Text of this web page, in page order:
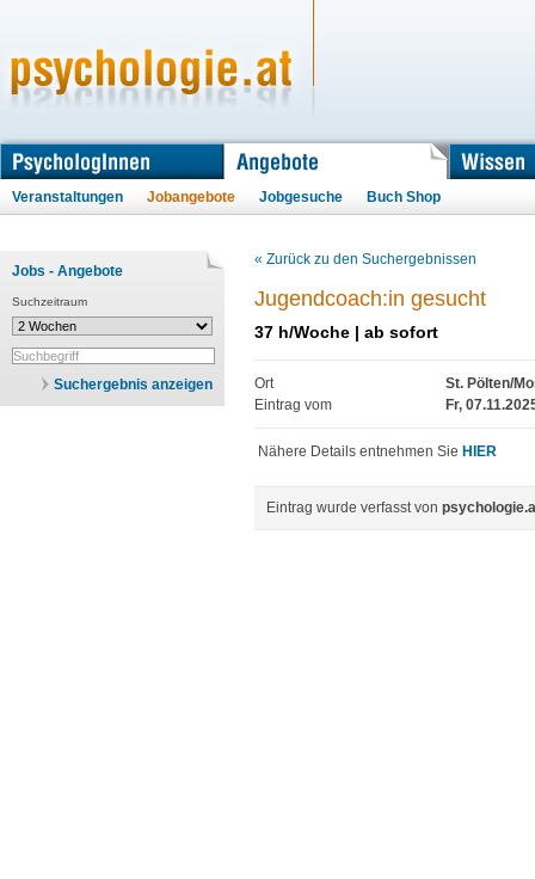
Veranstaltungen Jobangebote Jobgesuche Buch Shop
Jobs - Angebote
Suchzeitraum
Suchergebnis anzeigen
« Zurück zu den Suchergebnissen
Jugendcoach:in gesucht
37 h/Woche | ab sofort
Ort
St. Pölten/
Eintrag vom
Fr,
Nähere Details entnehmen Sie HIER
Eintrag wurde verfasst von